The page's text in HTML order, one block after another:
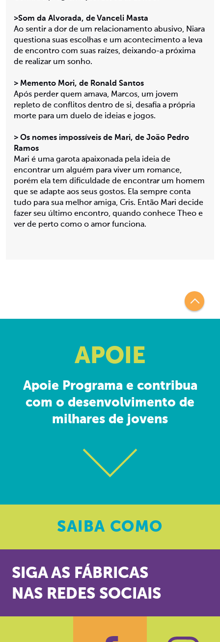
>Som da Alvorada, de Vanceli Masta
Ao sentir a dor de um relacionamento abusivo, Niara
questiona suas escolhas e um acontecimento a leva
de encontro com suas raízes, deixando-a próxima
de realizar um sonho.
> Memento Mori, de Ronald Santos
Após perder quem amava, Marcos, um jovem
repleto de conflitos dentro de si, desafia a própria
morte para um duelo de ideias e jogos.
> Os nomes impossíveis de Mari, de João Pedro
Ramos
Mari é uma garota apaixonada pela ideia de
encontrar um alguém para viver um romance,
porém ela tem dificuldade de encontrar um homem
que se adapte aos seus gostos. Ela sempre conta
tudo para sua melhor amiga, Cris. Então Mari decide
fazer seu último encontro, quando conhece Theo e
ver de perto como o amor funciona.
APOIE
Apoie Programa e contribua
com o desenvolvimento de
milhares de jovens
SAIBA COMO
SIGA AS FÁBRICAS
NAS REDES SOCIAIS